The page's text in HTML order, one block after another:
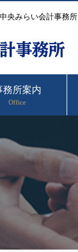
央みらい会計事務所
務所案内
Office